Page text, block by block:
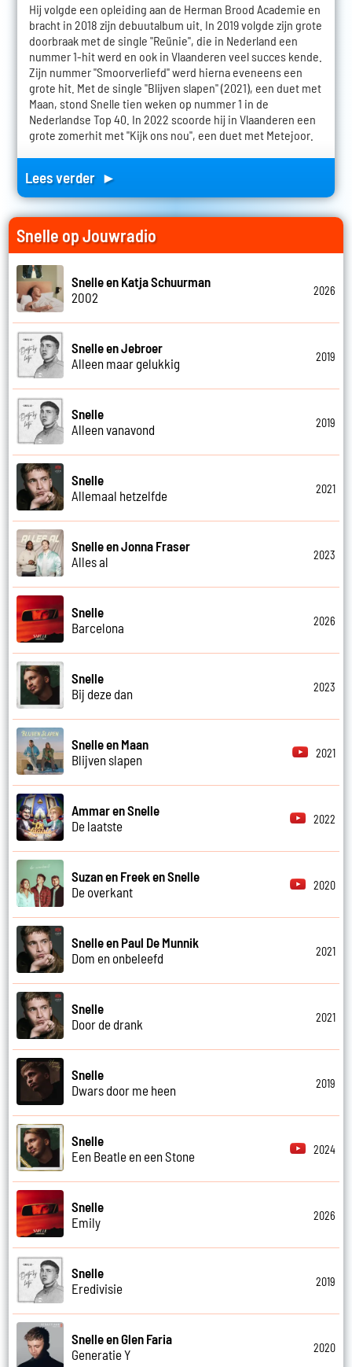
Hij volgde een opleiding aan de Herman Brood Academie en
bracht in 2018 zijn debuutalbum uit. In 2019 volgde zijn grote
doorbraak met de single "Reünie", die in Nederland een
nummer 1-hit werd en ook in Vlaanderen veel succes kende.
Zijn nummer "Smoorverliefd" werd hierna eveneens een
grote hit. Met de single "Blijven slapen" (2021), een duet met
Maan, stond Snelle tien weken op nummer 1 in de
Nederlandse Top 40. In 2022 scoorde hij in Vlaanderen een
grote zomerhit met "Kijk ons nou", een duet met Metejoor.
Lees verder ►
Snelle op Jouwradio
Snelle en Katja Schuurman
2002
2026
Snelle en Jebroer
Alleen maar gelukkig
2019
Snelle
Alleen vanavond
2019
Snelle
Allemaal hetzelfde
2021
Snelle en Jonna Fraser
Alles al
2023
Snelle
Barcelona
2026
Snelle
Bij deze dan
2023
Snelle en Maan
Blijven slapen
2021
Ammar en Snelle
De laatste
2022
Suzan en Freek en Snelle
De overkant
2020
Snelle en Paul De Munnik
Dom en onbeleefd
2021
Snelle
Door de drank
2021
Snelle
Dwars door me heen
2019
Snelle
Een Beatle en een Stone
2024
Snelle
Emily
2026
Snelle
Eredivisie
2019
Snelle en Glen Faria
Generatie Y
2020